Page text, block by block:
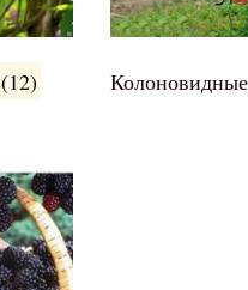
(12)